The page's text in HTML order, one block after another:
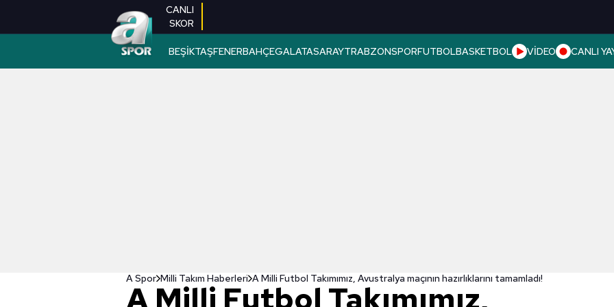
CANLI
SKOR
BEŞİKTAŞFENERBAHÇEGALATASARAYTRABZONSPORFUTBOLBASKETBOL VİDEO CANLI
A Spor Milli Takım Haberleri A Milli Futbol Takımımız, Avustralya maçının hazırlıklarını tamamladı!
A Milli Futbol Takımımız,